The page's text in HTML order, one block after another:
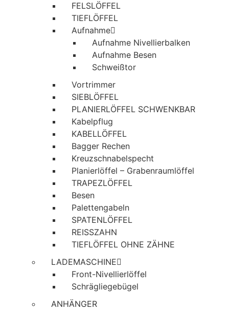
FELSLÖFFEL
TIEFLÖFFEL
Aufnahme
Aufnahme Nivellierbalken
Aufnahme Besen
Schweißtor
Vortrimmer
SIEBLÖFFEL
PLANIERLÖFFEL SCHWENKBAR
Kabelpflug
KABELLÖFFEL
Bagger Rechen
Kreuzschnabelspecht
Planierlöffel – Grabenraumlöffel
TRAPEZLÖFFEL
Besen
Palettengabeln
SPATENLÖFFEL
REISSZAHN
TIEFLÖFFEL OHNE ZÄHNE
LADEMASCHINE
Front-Nivellierlöffel
Schrägliegebügel
ANHÄNGER